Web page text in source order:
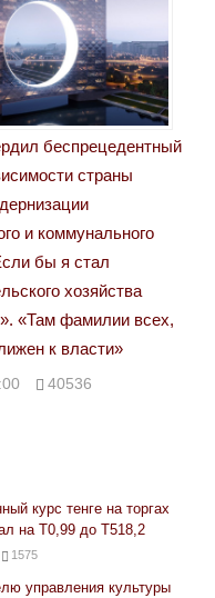
беспрецедентный
страны
и коммунального
бы я стал
хозяйства
«Там фамилии всех,
к власти»
40536
курс тенге на торгах
на Т0,99 до Т518,2
1575
управления культуры